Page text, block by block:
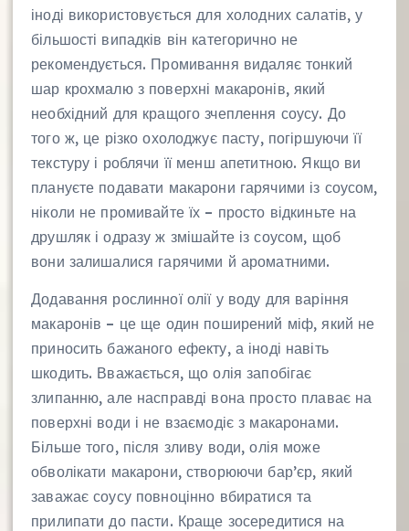
іноді використовується для холодних салатів, у
більшості випадків він категорично не
рекомендується. Промивання видаляє тонкий
шар крохмалю з поверхні макаронів, який
необхідний для кращого зчеплення соусу. До
того ж, це різко охолоджує пасту, погіршуючи її
текстуру і роблячи її менш апетитною. Якщо ви
плануєте подавати макарони гарячими із соусом,
ніколи не промивайте їх – просто відкиньте на
друшляк і одразу ж змішайте із соусом, щоб
вони залишалися гарячими й ароматними.
Додавання рослинної олії у воду для варіння
макаронів – це ще один поширений міф, який не
приносить бажаного ефекту, а іноді навіть
шкодить. Вважається, що олія запобігає
злипанню, але насправді вона просто плаває на
поверхні води і не взаємодіє з макаронами.
Більше того, після зливу води, олія може
обволікати макарони, створюючи бар’єр, який
заважає соусу повноцінно вбиратися та
прилипати до пасти. Краще зосередитися на